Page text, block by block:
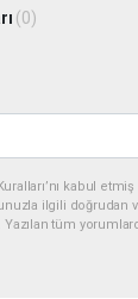
(0)
kabul
ilgili doğrudan
Yazılan tüm